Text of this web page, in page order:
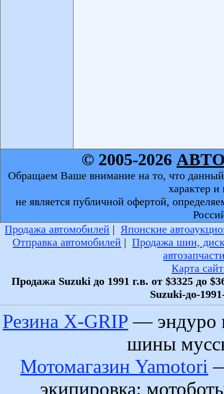
© 2005-2026
Обращаем Ваше внимание на то, что
характер
не является публичной офертой,
Продажа автомобилей |Японские
Отправка автомобилей |Продажа шин,
Карта
Продажа Suzuki до 1991 г.в. от $3325 до
Suzuki-до-
Резина X-GRIP — эндуро
шины
Мотомагазин Yamotori
экипировка: